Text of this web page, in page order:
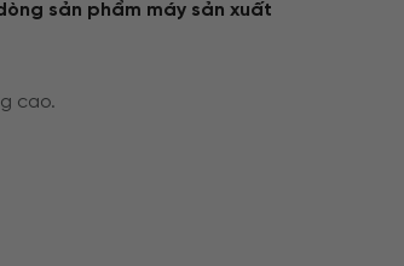
sản phẩm máy sản xuất
cao.